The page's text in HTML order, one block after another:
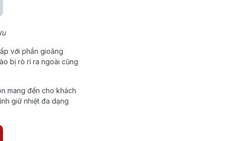
với phần gioăng
bị rò rỉ ra ngoài cũng
mang đến cho khách
giữ nhiệt đa dạng